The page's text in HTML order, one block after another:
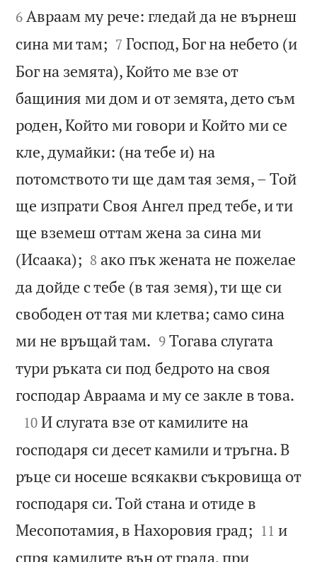
6 Авраам му рече: гледай да не върнеш
сина ми там; 

7 Господ, Бог на небето (и
Бог на земята), Който ме взе от
бащиния ми дом и от земята, дето съм
роден, Който ми говори и Който ми се
кле, думайки: (на тебе и) на
потомството ти ще дам тая земя, – Той
ще изпрати Своя Ангел пред тебе, и ти
ще вземеш оттам жена за сина ми
(Исаака); 

8 ако пък жената не пожелае
да дойде с тебе (в тая земя), ти ще си
свободен от тая ми клетва; само сина
ми не връщай там. 

9 Тогава слугата
тури ръката си под бедрото на своя
господар Авраама и му се закле в това.

10 И слугата взе от камилите на
господаря си десет камили и тръгна. В
ръце си носеше всякакви съкровища от
господаря си. Той стана и отиде в
Месопотамия, в Нахоровия град; 

11 и
спря камилите вън от града, при